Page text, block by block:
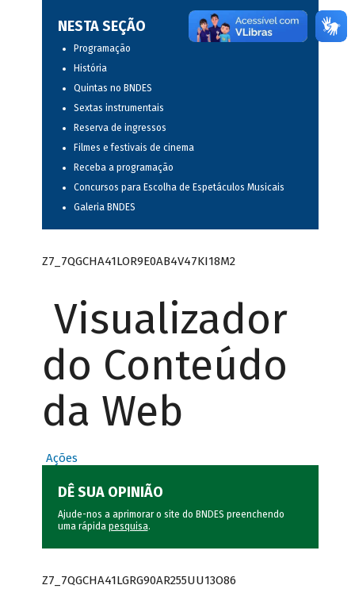
NESTA SEÇÃO
Programação
História
Quintas no BNDES
Sextas instrumentais
Reserva de ingressos
Filmes e festivais de cinema
Receba a programação
Concursos para Escolha de Espetáculos Musicais
Galeria BNDES
Z7_7QGCHA41LOR9E0AB4V47KI18M2
Visualizador
do Conteúdo
da Web
Ações
DÊ SUA OPINIÃO
Ajude-nos a aprimorar o site do BNDES preenchendo
uma rápida pesquisa.
Z7_7QGCHA41LGRG90AR255UU13O86